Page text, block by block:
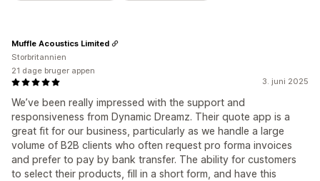
3. juni 2025
We’ve been really impressed with the support and
responsiveness from Dynamic Dreamz. Their quote app is a
great fit for our business, particularly as we handle a large
volume of B2B clients who often request pro forma invoices
and prefer to pay by bank transfer. The ability for customers
to select their products, fill in a short form, and have this
Muffle Acoustics Limited
Storbritannien
21 dage bruger appen